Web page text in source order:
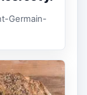
Germain-